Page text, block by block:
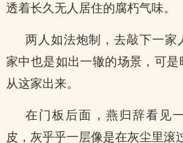
透着长久无人居住的腐朽气味。
两人如法炮制，去敲下一家
家中也是如出一辙的场景，可是
从这家出来。
在门板后面，燕归辞看见
皮，灰乎乎一层像是在灰尘里滚